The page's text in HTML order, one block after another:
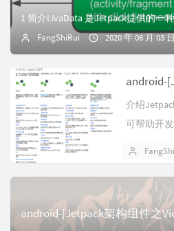
FangShiRui 2020 年 06 月 03
android-
介绍
可帮助开
android-[Jetpack架构组件之